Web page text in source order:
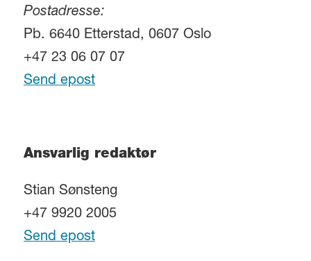
Postadresse:
Pb. 6640 Etterstad, 0607 Oslo
+47 23 06 07 07
Send epost
Ansvarlig redaktør
Stian Sønsteng
+47 9920 2005
Send epost